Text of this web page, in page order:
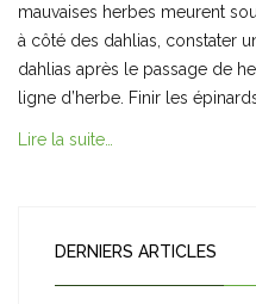
mauvaises herbes meurent
à côté des dahlias, constater
dahlias après le passage de
ligne d’herbe. Finir les
Lire la suite…
DERNIERS ARTICLES